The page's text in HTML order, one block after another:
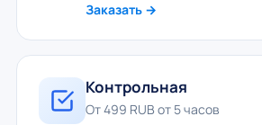
Заказать →
Контрольная
От 499 RUB от 5 часов